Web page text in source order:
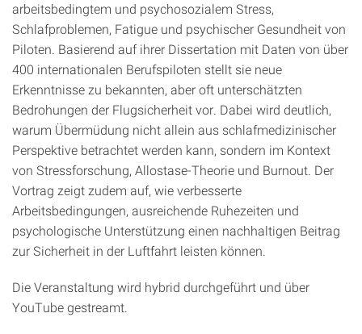
arbeitsbedingtem und psychosozialem Stress,
Schlafproblemen, Fatigue und psychischer Gesundheit von
Piloten. Basierend auf ihrer Dissertation mit Daten von über
400 internationalen Berufspiloten stellt sie neue
Erkenntnisse zu bekannten, aber oft unterschätzten
Bedrohungen der Flugsicherheit vor. Dabei wird deutlich,
warum Übermüdung nicht allein aus schlafmedizinischer
Perspektive betrachtet werden kann, sondern im Kontext
von Stressforschung, Allostase-Theorie und Burnout. Der
Vortrag zeigt zudem auf, wie verbesserte
Arbeitsbedingungen, ausreichende Ruhezeiten und
psychologische Unterstützung einen nachhaltigen Beitrag
zur Sicherheit in der Luftfahrt leisten können.
Die Veranstaltung wird hybrid durchgeführt und über
YouTube gestreamt.